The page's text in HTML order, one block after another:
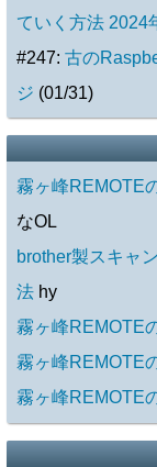
ていく方法 2024
#247: 古の
ジ (01/31)
霧ヶ峰REMOTE
なOL
brother製スキャ
法 hy
霧ヶ峰REMOTE
霧ヶ峰REMOTE
霧ヶ峰REMOTE